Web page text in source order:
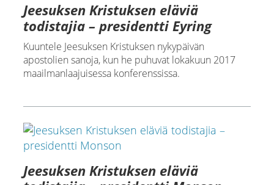
Jeesuksen Kristuksen eläviä
todistajia – presidentti Eyring
Kuuntele Jeesuksen Kristuksen nykypäivän
apostolien sanoja, kun he puhuvat lokakuun 2017
maailmanlaajuisessa konferenssissa.
Jeesuksen Kristuksen eläviä